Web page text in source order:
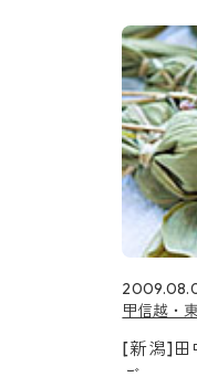
甲信越・
[新潟]田